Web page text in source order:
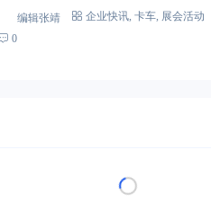
编辑张靖 企业快讯 卡车, 展会活动
0